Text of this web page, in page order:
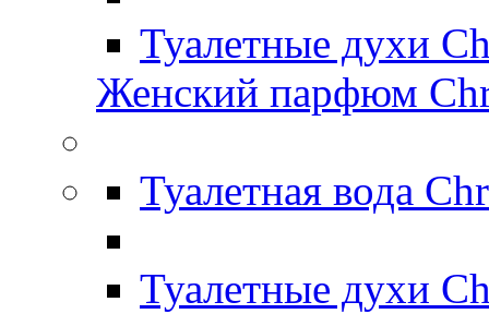
Туалетные духи
Женский парфюм
Туалетная вода
Туалетные духи